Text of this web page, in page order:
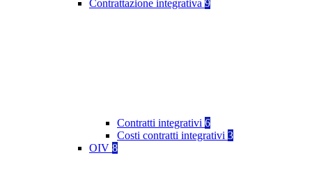
Contrattazione integrativa 9
Contratti integrativi 6
Costi contratti integrativi 3
OIV 8